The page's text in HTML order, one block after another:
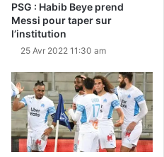
PSG : Habib Beye prend
Messi pour taper sur
l’institution
25 Avr 2022 11:30 am